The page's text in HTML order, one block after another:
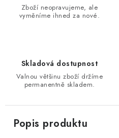
Zboží neopravujeme, ale
vyměníme ihned za nové.
Skladová dostupnost
Valnou většinu zboží držíme
permanentně skladem.
Popis produktu